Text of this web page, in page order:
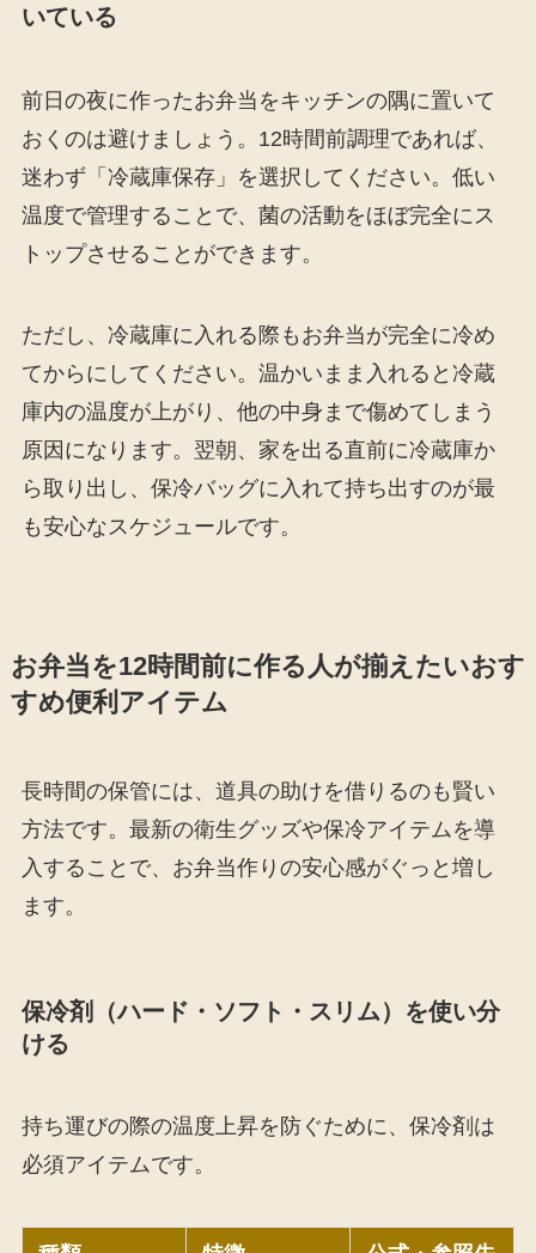
いている
前日の夜に作ったお弁当をキッチンの隅に置いて
おくのは避けましょう。12時間前調理であれば、
迷わず「冷蔵庫保存」を選択してください。低い
温度で管理することで、菌の活動をほぼ完全にス
トップさせることができます。
ただし、冷蔵庫に入れる際もお弁当が完全に冷め
てからにしてください。温かいまま入れると冷蔵
庫内の温度が上がり、他の中身まで傷めてしまう
原因になります。翌朝、家を出る直前に冷蔵庫か
ら取り出し、保冷バッグに入れて持ち出すのが最
も安心なスケジュールです。
お弁当を12時間前に作る人が揃えたいおす
すめ便利アイテム
長時間の保管には、道具の助けを借りるのも賢い
方法です。最新の衛生グッズや保冷アイテムを導
入することで、お弁当作りの安心感がぐっと増し
ます。
保冷剤（ハード・ソフト・スリム）を使い分
ける
持ち運びの際の温度上昇を防ぐために、保冷剤は
必須アイテムです。